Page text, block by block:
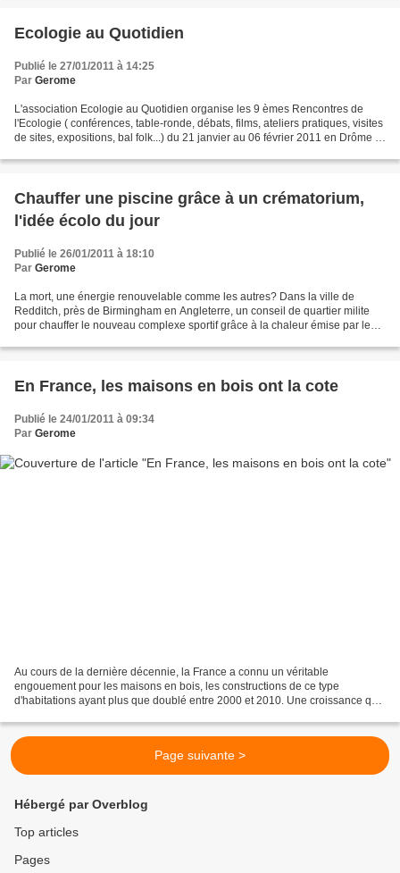
Ecologie au Quotidien
Publié le 27/01/2011 à 14:25
Par Gerome
L'association Ecologie au Quotidien organise les 9 èmes Rencontres de
l'Ecologie ( conférences, table-ronde, débats, films, ateliers pratiques, visites
de sites, expositions, bal folk...) du 21 janvier au 06 février 2011 en Drôme et
Chauffer une piscine grâce à un crématorium,
l'idée écolo du jour
Publié le 26/01/2011 à 18:10
Par Gerome
La mort, une énergie renouvelable comme les autres? Dans la ville de
Redditch, près de Birmingham en Angleterre, un conseil de quartier milite
pour chauffer le nouveau complexe sportif grâce à la chaleur émise par le
En France, les maisons en bois ont la cote
Publié le 24/01/2011 à 09:34
Par Gerome
Au cours de la dernière décennie, la France a connu un véritable
engouement pour les maisons en bois, les constructions de ce type
d'habitations ayant plus que doublé entre 2000 et 2010. Une croissance qui
Page suivante >
Hébergé par Overblog
Top articles
Pages